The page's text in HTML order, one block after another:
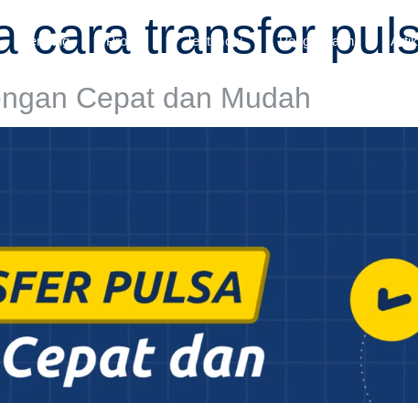
Tentang Produk Testimoni Penggunaan
cara transfer
Cepat dan Mudah